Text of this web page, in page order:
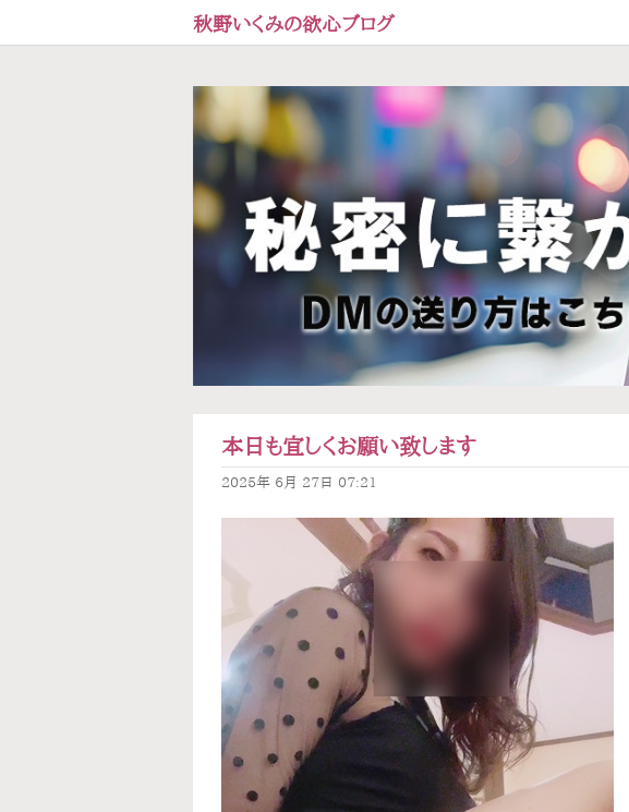
秋野いくみの欲心ブログ
本日も宜しくお願い致します
2025年 6月 27日 07:21